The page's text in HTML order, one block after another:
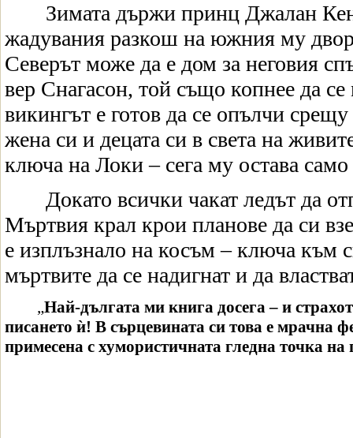
Зимата държи принц Джалан
жадувания разкош на южния му
Северът може да е дом за неговия
вер Снагасон, той също копнее да
викингът е готов да се опълчи
жена си и децата си в света на
ключа на Локи – сега му остава само
Докато всички чакат ледът да
Мъртвия крал крои планове да си
е изплъзнало на косъм – ключа към
мъртвите да се надигнат и да
„Най-дългата ми книга досега – и
писането ѝ! В сърцевината си това е мрачна
примесена с хумористичната гледна точка на